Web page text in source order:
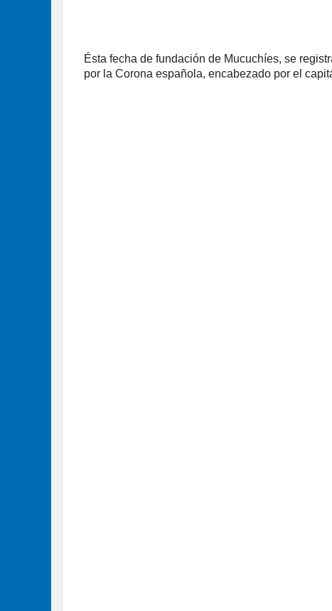
Ésta fecha de fundación de Mucuchíes, se
por la Corona española, encabezado por el